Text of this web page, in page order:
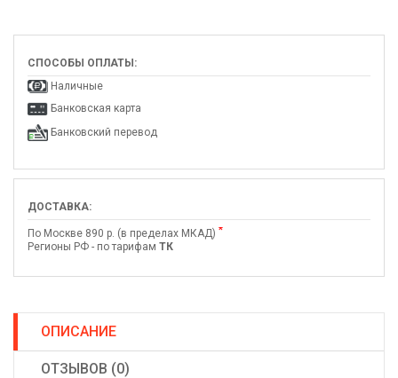
СПОСОБЫ ОПЛАТЫ:
Наличные
Банковская карта
Банковский перевод
ДОСТАВКА:
По Москве 890 р. (в пределах МКАД) *
Регионы РФ - по тарифам ТК
ОПИСАНИЕ
ОТЗЫВОВ (0)